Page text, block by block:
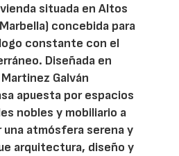
situada en Altos
concebida para
constante con el
Diseñada en
Galván
apuesta por espacios
nobles y mobiliario a
una atmósfera serena y
arquitectura, diseño y